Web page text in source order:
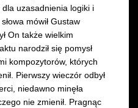
dla uzasadnienia logiki i
mówił Gustaw
On także wielkim
narodził się pomysł
kompozytorów, których
Pierwszy wieczór odbył
niedawno minęła
nie zmienił. Pragnąc